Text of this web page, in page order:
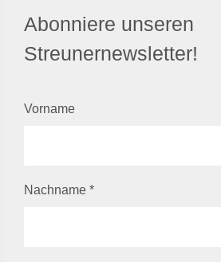
Abonniere unseren
Streunernewsletter!
Vorname
Nachname *